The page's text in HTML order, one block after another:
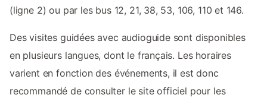
(ligne 2) ou par les bus 12, 21, 38, 53, 106, 110 et 146.
Des visites guidées avec audioguide sont disponibles
en plusieurs langues, dont le français. Les horaires
varient en fonction des événements, il est donc
recommandé de consulter le site officiel pour les